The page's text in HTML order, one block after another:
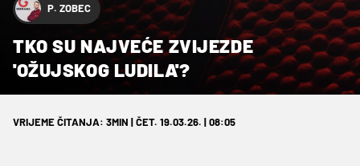
P. ZOBEC
TKO SU NAJVEĆE ZVIJEZDE
'OŽUJSKOG LUDILA'?
VRIJEME ČITANJA: 3MIN | ČET. 19.03.26. | 08:05